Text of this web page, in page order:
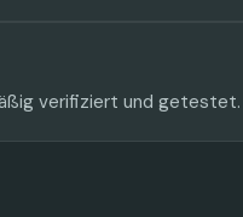
verifiziert und getestet.